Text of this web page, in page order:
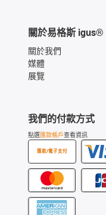
關於易格斯 igus®
關於我們
媒體
展覽
我們的付款方式
點選匯款帳戶查看資訊
匯款/電子支付